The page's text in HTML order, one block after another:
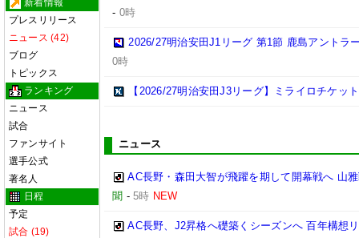
新着情報
プレスリリース
ニュース (42)
ブログ
トピックス
ランキング
ニュース
試合
ファンサイト
選手公式
著名人
日程
予定
試合 (19)
- 0時
2026/27明治安田J1リーグ 第1節 鹿島アントラ
0時
【2026/27明治安田J3リーグ】ミライロチケッ
ニュース
AC長野・森田大智が飛躍を期して開幕戦へ 山
聞 -5時 NEW
AC長野、J2昇格へ礎築くシーズンへ 百年構想